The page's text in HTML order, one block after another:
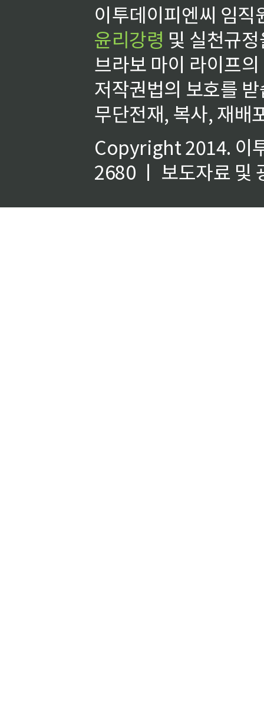
이투데이피엔씨 임
윤리강령 및 실천규
브라보 마이 라이프
저작권법의 보호를
무단전재, 복사, 재배
Copyright 2014. 이
2680 ㅣ 보도자료